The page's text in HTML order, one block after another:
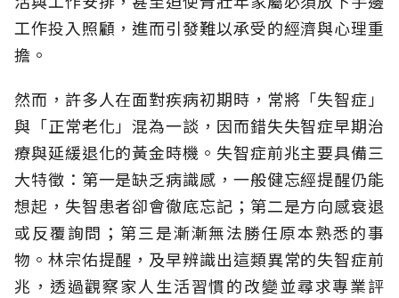
工作投入照顧，進而引發難以承受的經濟與心理重
擔。
然而，許多人在面對疾病初期時，常將「失智症」
與「正常老化」混為一談，因而錯失失智症早期治
療與延緩退化的黃金時機。失智症前兆主要具備三
大特徵：第一是缺乏病識感，一般健忘經提醒仍能
想起，失智患者卻會徹底忘記；第二是方向感衰退
或反覆詢問；第三是漸漸無法勝任原本熟悉的事
物。林宗佑提醒，及早辨識出這類異常的失智症前
兆，透過觀察家人生活習慣的改變並尋求專業評